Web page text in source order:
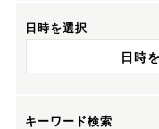
日時を選択
日時
キーワード検索